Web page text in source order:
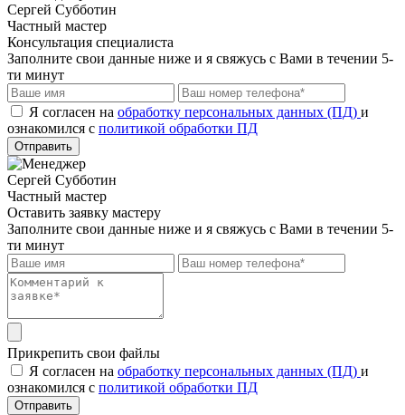
Сергей Субботин
Частный мастер
Консультация специалиста
Заполните свои данные ниже и я свяжусь с Вами в течении 5-
ти минут
Я согласен на обработку персональных данных (ПД) и
ознакомился с политикой обработки ПД
Отправить
Сергей Субботин
Частный мастер
Оставить заявку мастеру
Заполните свои данные ниже и я свяжусь с Вами в течении 5-
ти минут
Прикрепить свои файлы
Я согласен на обработку персональных данных (ПД) и
ознакомился с политикой обработки ПД
Отправить